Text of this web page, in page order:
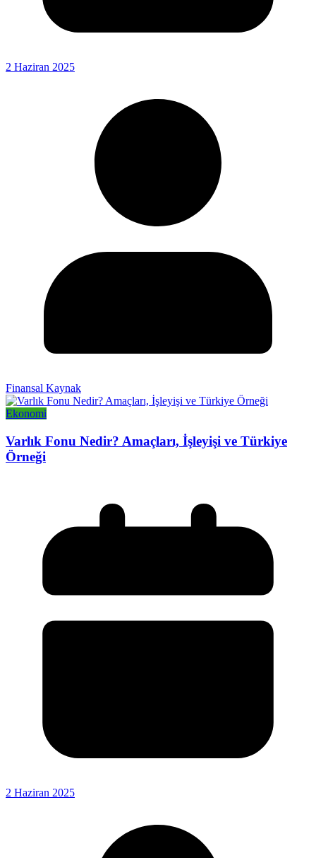
2 Haziran 2025
Finansal Kaynak
Ekonomi
Varlık Fonu Nedir? Amaçları, İşleyişi ve Türkiye
Örneği
2 Haziran 2025